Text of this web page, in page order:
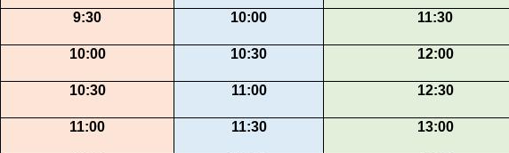
9:30 10:00 11:30
10:00 10:30 12:00
10:30 11:00 12:30
11:00 11:30 13:00